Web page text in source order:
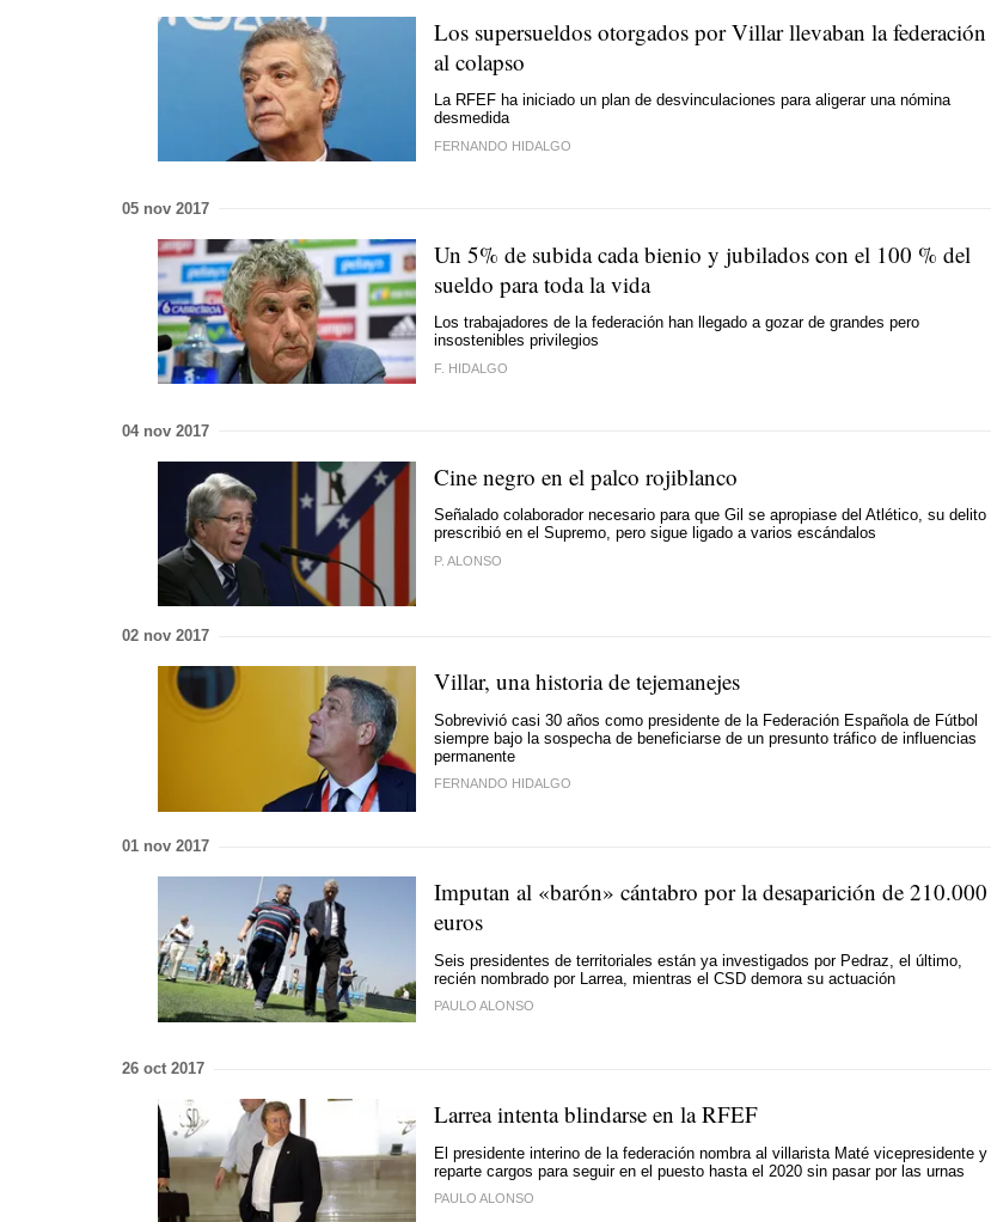
Los supersueldos otorgados por Villar llevaban la federación
al colapso
La RFEF ha iniciado un plan de desvinculaciones para aligerar una nómina
desmedida
FERNANDO HIDALGO
05 nov 2017
Un 5% de subida cada bienio y jubilados con el 100 % del
sueldo para toda la vida
Los trabajadores de la federación han llegado a gozar de grandes pero
insostenibles privilegios
F. HIDALGO
04 nov 2017
Cine negro en el palco rojiblanco
Señalado colaborador necesario para que Gil se apropiase del Atlético, su delito
prescribió en el Supremo, pero sigue ligado a varios escándalos
P. ALONSO
02 nov 2017
Villar, una historia de tejemanejes
Sobrevivió casi 30 años como presidente de la Federación Española de Fútbol
siempre bajo la sospecha de beneficiarse de un presunto tráfico de influencias
permanente
FERNANDO HIDALGO
01 nov 2017
Imputan al «barón» cántabro por la desaparición de 210.000
euros
Seis presidentes de territoriales están ya investigados por Pedraz, el último,
recién nombrado por Larrea, mientras el CSD demora su actuación
PAULO ALONSO
26 oct 2017
Larrea intenta blindarse en la RFEF
El presidente interino de la federación nombra al villarista Maté vicepresidente y
reparte cargos para seguir en el puesto hasta el 2020 sin pasar por las urnas
PAULO ALONSO